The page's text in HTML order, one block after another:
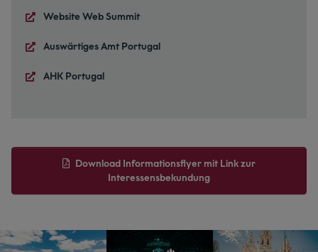
Website Web Summit
Auswärtiges Amt Portugal
AHK Portugal
Download Informationsflyer mit Link zur
Interessensbekundung